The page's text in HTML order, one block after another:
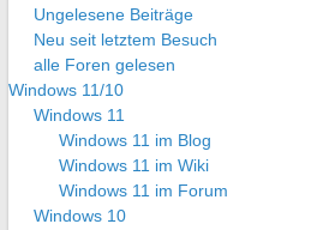
Ungelesene Beiträge
Neu seit letztem Besuch
alle Foren gelesen
Windows 11/10
Windows 11
Windows 11 im Blog
Windows 11 im Wiki
Windows 11 im Forum
Windows 10